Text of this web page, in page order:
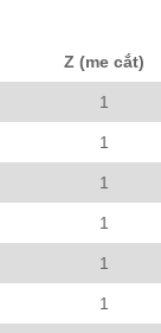
Z (me cắt)
1
1
1
1
1
1